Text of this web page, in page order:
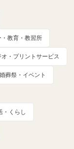
教育・教習所
・プリントサービス
葬祭・イベント
・くらし